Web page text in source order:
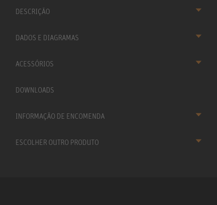
DESCRIÇÃO
DADOS E DIAGRAMAS
ACESSÓRIOS
DOWNLOADS
INFORMAÇÃO DE ENCOMENDA
ESCOLHER OUTRO PRODUTO